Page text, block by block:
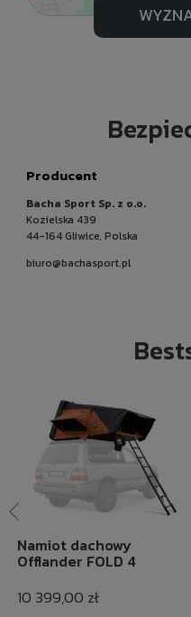
Producent
Bacha Sport Sp. z o.o.
Kozielska 439
44-164 Gliwice, Polska
biuro@bachasport.pl
Namiot dachowy
Offlander FOLD 4
10 399,00 zł